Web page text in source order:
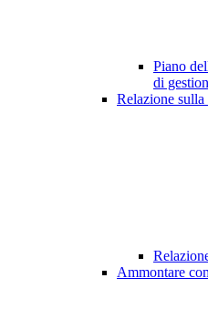
Piano
di
Relazione sulla
Ammontare